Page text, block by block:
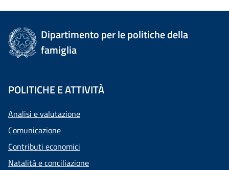
Dipartimento per le politiche della
famiglia
POLITICHE E ATTIVITÀ
Analisi e valutazione
Comunicazione
Contributi economici
Natalità e conciliazione